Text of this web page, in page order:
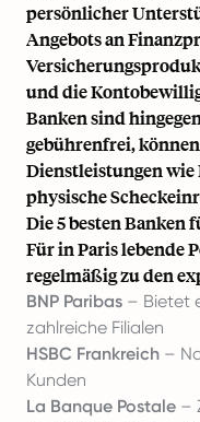
persönlicher
Angebots an
und die
Banken sind
gebührenfrei,
Dienstleistungen
physische
Die 5 besten Banken
Für in Paris lebende
regelmäßig zu den
BNP Paribas – Bietet
zahlreiche Filialen
HSBC Frankreich –
Kunden
La Banque Postale –